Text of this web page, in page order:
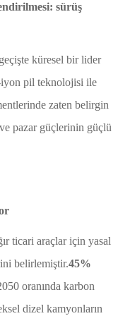
sürüş
küresel bir lider
iyon pil teknolojisi ile
zaten belirgin
pazar güçlerinin güçlü
ticari araçlar için yasal
belirlemiştir.45%
oranında karbon
dizel kamyonların